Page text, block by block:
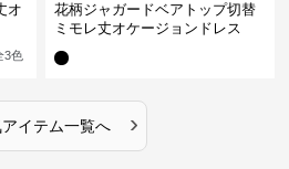
オ
3色
花柄ジャガードベアトップ切替
ミモレ丈オケージョンドレス
アイテム一覧へ ›